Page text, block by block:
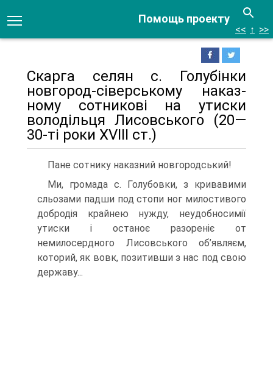
Помощь проекту
<< ↑ >>
Скарга селян с. Голубінки
новгород-сіверському наказ­
ному сотникові на утиски
володільця Лисовського (20—
30-ті роки XVIII ст.)
Пане сотнику наказний новгородський!
Ми, громада с. Голубовки, з кривавими
сльозами падши под стопи ног милостивого
добродія крайнею нужду, неудобносимії
утиски і останоє разореніє от
немилосердного Лисовського об’яв­ляєм,
которий, як вовк, позитивши з нас под свою
державу...